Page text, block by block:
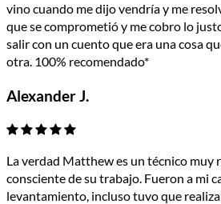
vino cuando me dijo vendría y me
que se comprometió y me cobro lo
salir con un cuento que era una cosa
otra. 100% recomendado*
Alexander J.
La verdad Matthew es un técnico muy
consciente de su trabajo. Fueron a mi
levantamiento, incluso tuvo que